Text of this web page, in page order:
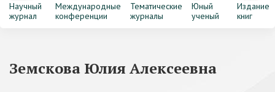
Научный
журнал
Международные
конференции
Тематические
журналы
Юный
ученый
Издание
книг
Земскова Юлия Алексеевна